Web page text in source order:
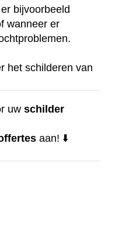
bijvoorbeeld
wanneer er
het schilderen van
uw schilder
aan! ⬇️